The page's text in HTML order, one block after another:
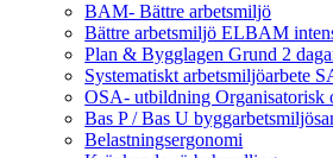
BAM- Bättre arbetsmiljö
Bättre arbetsmiljö ELBAM
Plan & Bygglagen Grund 2
Systematiskt arbetsmiljöarbete
OSA- utbildning Organisatorisk
Bas P / Bas U
Belastningsergonomi